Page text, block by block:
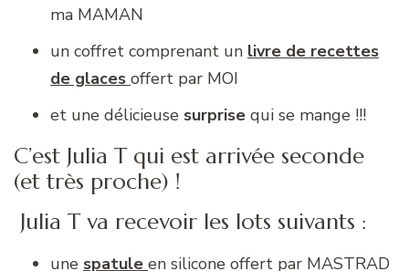
ma MAMAN
un coffret comprenant un livre de recettes
de glaces offert par MOI
et une délicieuse surprise qui se mange !!!
C’est Julia T qui est arrivée seconde
(et très proche) !
Julia T va recevoir les lots suivants :
une spatule en silicone offert par MASTRAD